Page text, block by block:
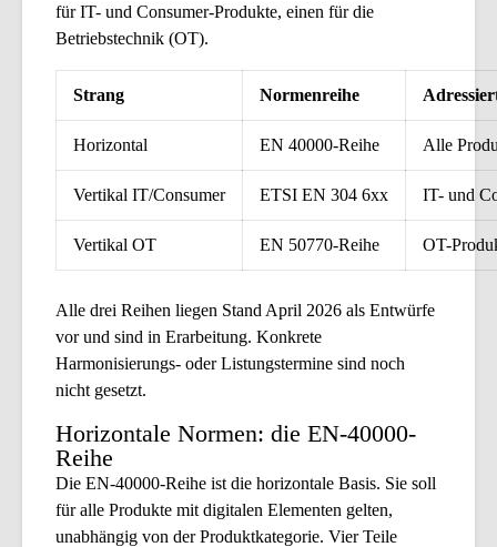
für IT- und Consumer-Produkte, einen für die
Betriebstechnik (OT).
Strang Normenreihe
Horizontal EN 40000-Reihe Alle
Vertikal IT/Consumer ETSI EN 304 6xx IT- und
Vertikal OT EN 50770-Reihe OT-
Alle drei Reihen liegen Stand April 2026 als Entwürfe
vor und sind in Erarbeitung. Konkrete
Harmonisierungs- oder Listungstermine sind noch
nicht gesetzt.
Horizontale Normen: die EN-40000-
Reihe
Die EN-40000-Reihe ist die horizontale Basis. Sie soll
für alle Produkte mit digitalen Elementen gelten,
unabhängig von der Produktkategorie. Vier Teile